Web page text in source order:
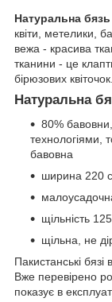
Натуральна бязь
квіти, метелики,
вежа - красива
тканини - це
бірюзових квіточок.
Натуральна
80%
технологіями,
бавовна
ширина 220
щільність
щільна, не
Пакистанські
Вже перевірено
показує в